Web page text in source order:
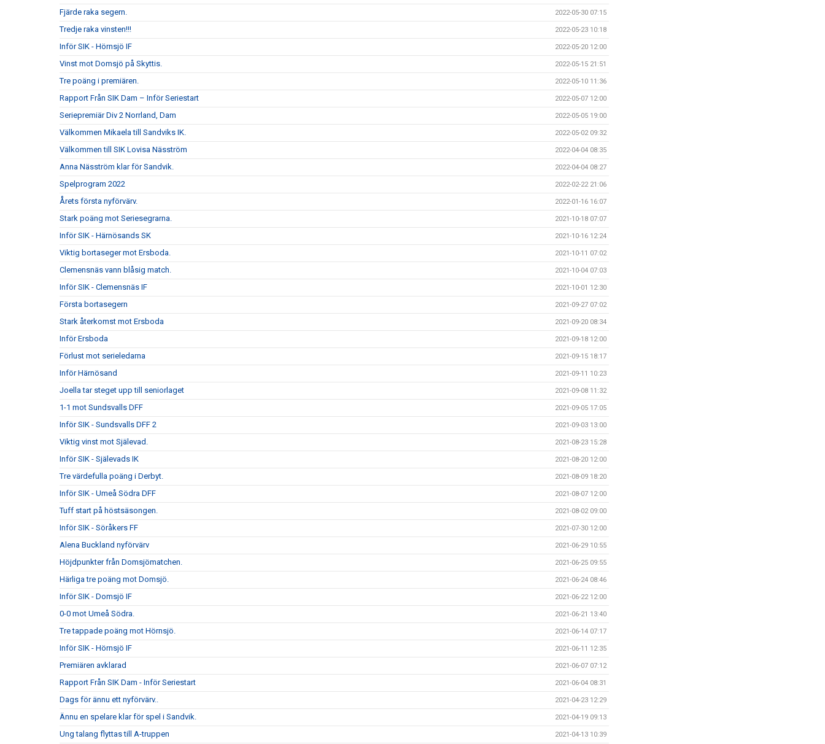
Fjärde raka segern. 2022-05-30 07:15
Tredje raka vinsten!!! 2022-05-23 10:18
Inför SIK - Hörnsjö IF 2022-05-20 12:00
Vinst mot Domsjö på Skyttis. 2022-05-15 21:51
Tre poäng i premiären. 2022-05-10 11:36
Rapport Från SIK Dam – Inför Seriestart 2022-05-07 12:00
Seriepremiär Div 2 Norrland, Dam 2022-05-05 19:00
Välkommen Mikaela till Sandviks IK. 2022-05-02 09:32
Välkommen till SIK Lovisa Näsström 2022-04-04 08:35
Anna Näsström klar för Sandvik. 2022-04-04 08:27
Spelprogram 2022 2022-02-22 21:06
Årets första nyförvärv. 2022-01-16 16:07
Stark poäng mot Seriesegrarna. 2021-10-18 07:07
Inför SIK - Härnösands SK 2021-10-16 12:24
Viktig bortaseger mot Ersboda. 2021-10-11 07:02
Clemensnäs vann blåsig match. 2021-10-04 07:03
Inför SIK - Clemensnäs IF 2021-10-01 12:30
Första bortasegern 2021-09-27 07:02
Stark återkomst mot Ersboda 2021-09-20 08:34
Inför Ersboda 2021-09-18 12:00
Förlust mot serieledarna 2021-09-15 18:17
Inför Härnösand 2021-09-11 10:23
Joella tar steget upp till seniorlaget 2021-09-08 11:32
1-1 mot Sundsvalls DFF 2021-09-05 17:05
Inför SIK - Sundsvalls DFF 2 2021-09-03 13:00
Viktig vinst mot Själevad. 2021-08-23 15:28
Inför SIK - Själevads IK 2021-08-20 12:00
Tre värdefulla poäng i Derbyt. 2021-08-09 18:20
Inför SIK - Umeå Södra DFF 2021-08-07 12:00
Tuff start på höstsäsongen. 2021-08-02 09:00
Inför SIK - Söråkers FF 2021-07-30 12:00
Alena Buckland nyförvärv 2021-06-29 10:55
Höjdpunkter från Domsjömatchen. 2021-06-25 09:55
Härliga tre poäng mot Domsjö. 2021-06-24 08:46
Inför SIK - Domsjö IF 2021-06-22 12:00
0-0 mot Umeå Södra. 2021-06-21 13:40
Tre tappade poäng mot Hörnsjö. 2021-06-14 07:17
Inför SIK - Hörnsjö IF 2021-06-11 12:35
Premiären avklarad 2021-06-07 07:12
Rapport Från SIK Dam - Inför Seriestart 2021-06-04 08:31
Dags för ännu ett nyförvärv.. 2021-04-23 12:29
Ännu en spelare klar för spel i Sandvik. 2021-04-19 09:13
Ung talang flyttas till A-truppen 2021-04-13 10:39